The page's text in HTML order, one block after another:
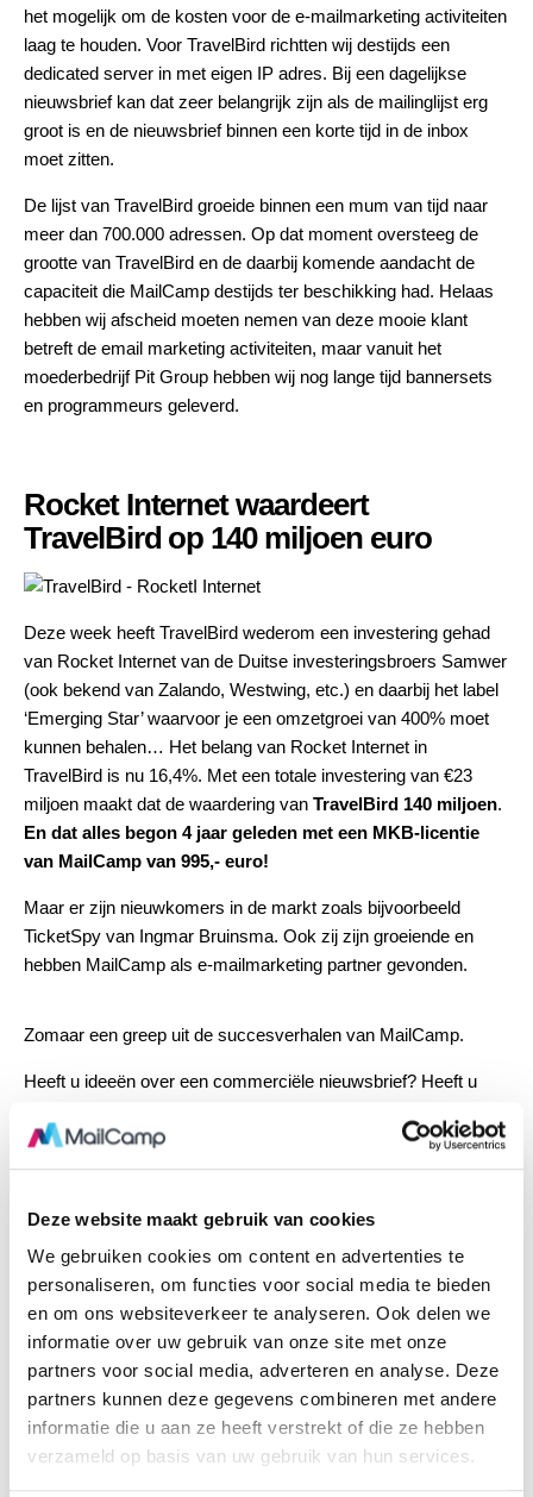
Deze website maakt gebruik van cookies
We gebruiken cookies om content en advertenties te
personaliseren, om functies voor social media te bieden
en om ons websiteverkeer te analyseren. Ook delen we
informatie over uw gebruik van onze site met onze
partners voor social media, adverteren en analyse. Deze
partners kunnen deze gegevens combineren met andere
informatie die u aan ze heeft verstrekt of die ze hebben
verzameld op basis van uw gebruik van hun services.
het mogelijk om de kosten voor de e-mailmarketing activiteiten
laag te houden. Voor TravelBird richtten wij destijds een
dedicated server in met eigen IP adres. Bij een dagelijkse
nieuwsbrief kan dat zeer belangrijk zijn als de mailinglijst erg
groot is en de nieuwsbrief binnen een korte tijd in de inbox
moet zitten.
De lijst van TravelBird groeide binnen een mum van tijd naar
meer dan 700.000 adressen. Op dat moment oversteeg de
grootte van TravelBird en de daarbij komende aandacht de
capaciteit die MailCamp destijds ter beschikking had. Helaas
hebben wij afscheid moeten nemen van deze mooie klant
betreft de email marketing activiteiten, maar vanuit het
moederbedrijf Pit Group hebben wij nog lange tijd bannersets
en programmeurs geleverd.
Rocket Internet waardeert
TravelBird op 140 miljoen euro
Deze week heeft TravelBird wederom een investering gehad
van Rocket Internet van de Duitse investeringsbroers Samwer
(ook bekend van Zalando, Westwing, etc.) en daarbij het label
‘Emerging Star’ waarvoor je een omzetgroei van 400% moet
kunnen behalen… Het belang van Rocket Internet in
TravelBird is nu 16,4%. Met een totale investering van €23
miljoen maakt dat de waardering van TravelBird 140 miljoen.
En dat alles begon 4 jaar geleden met een MKB-licentie
van MailCamp van 995,- euro!
Maar er zijn nieuwkomers in de markt zoals bijvoorbeeld
TicketSpy van Ingmar Bruinsma. Ook zij zijn groeiende en
hebben MailCamp als e-mailmarketing partner gevonden.
Zomaar een greep uit de succesverhalen van MailCamp.
Heeft u ideeën over een commerciële nieuwsbrief? Heeft u
u graag verder!
TravelBird